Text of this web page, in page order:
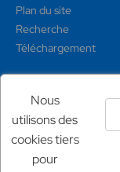
Plan du site
Recherche
Téléchargement
Conditions générales
Mentions légales
Politique de
Nous
utilisons des
cookies tiers
pour